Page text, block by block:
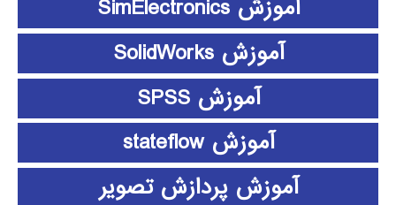
آموزش SimElectronics
آموزش SolidWorks
آموزش SPSS
آموزش stateflow
آموزش پردازش تصویر